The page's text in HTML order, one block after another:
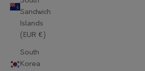
Sandwich
Islands
(EUR €)
South
Korea
Maldives (EUR €)
Mali (EUR €)
Martinique (EUR €)